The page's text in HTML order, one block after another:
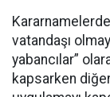
vatandaşı
yabancılar”
kapsarken